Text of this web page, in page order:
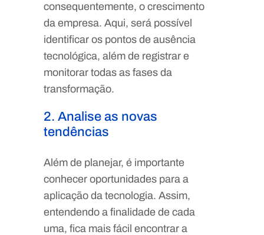
consequentemente, o crescimento
da empresa. Aqui, será possível
identificar os pontos de ausência
tecnológica, além de registrar e
monitorar todas as fases da
transformação.
2. Analise as novas
tendências
Além de planejar, é importante
conhecer oportunidades para a
aplicação da tecnologia. Assim,
entendendo a finalidade de cada
uma, fica mais fácil encontrar a